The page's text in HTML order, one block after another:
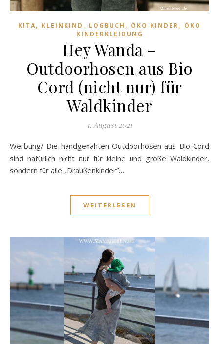
KITA, KLEINKIND , LOGBUCH , ÖKO KINDER, ÖKO
KINDERKLEIDUNG
Hey Wanda –
Outdoorhosen aus Bio
Cord (nicht nur) für
Waldkinder
1. August 2021
Werbung/ Die handgenähten Outdoorhosen aus Bio Cord
sind natürlich nicht nur für kleine und große Waldkinder,
sondern für alle „Draußenkinder“…
WEITERLESEN